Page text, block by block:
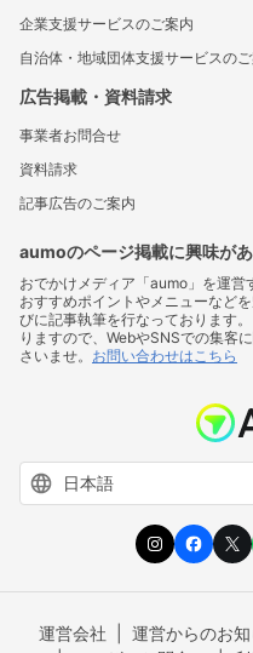
企業支援サービスのご案内
自治体・地域団体支援サービスの
広告掲載・資料請求
事業者お問合せ
資料請求
記事広告のご案内
aumoのページ掲載に興味が
おでかけメディア「aumo」を運
おすすめポイントやメニューなど
びに記事執筆を行なっております
りますので、WebやSNSでの集客
さいませ。 お問い合わせはこちら
運営会社 運営からのお